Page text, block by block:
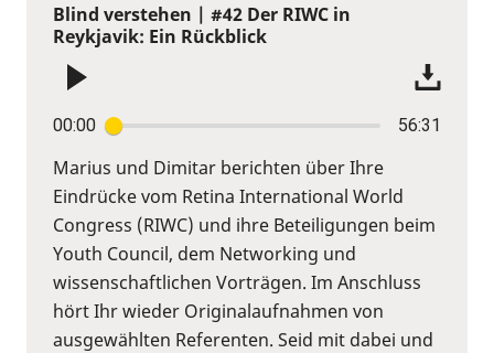
Blind verstehen | #42 Der RIWC in
Reykjavik: Ein Rückblick
00:00 56:31
Marius und Dimitar berichten über Ihre
Eindrücke vom Retina International World
Congress (RIWC) und ihre Beteiligungen beim
Youth Council, dem Networking und
wissenschaftlichen Vorträgen. Im Anschluss
hört Ihr wieder Originalaufnahmen von
ausgewählten Referenten. Seid mit dabei und